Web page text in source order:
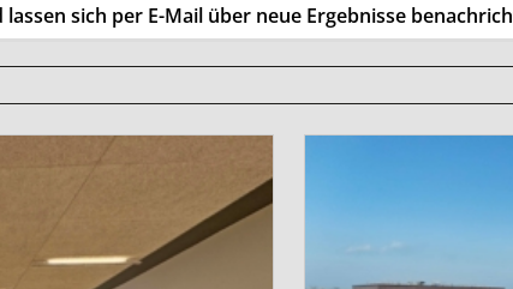
sich per E-Mail über neue Ergebnisse